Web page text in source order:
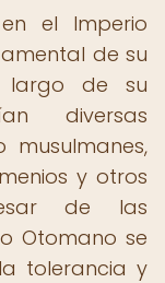
el Imperio
de su
largo de su
diversas
musulmanes,
y otros
de las
Otomano se
tolerancia y